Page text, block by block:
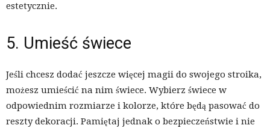
estetycznie.
5. Umieść świece
Jeśli chcesz dodać jeszcze więcej magii do swojego stroika,
możesz umieścić na nim świece. Wybierz świece w
odpowiednim rozmiarze i kolorze, które będą pasować do
reszty dekoracji. Pamiętaj jednak o bezpieczeństwie i nie